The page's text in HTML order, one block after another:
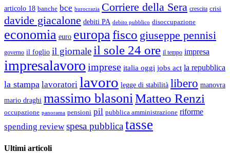
articolo 18 banche bce burocrazia Corriere della Sera crescita crisi
davide giacalone debiti PA debito pubblico disoccupazione
economia euro europa fisco giuseppe pennisi
governo il foglio il giornale il sole 24 ore il tempo impresa
impresalavoro imprese italia oggi jobs act la repubblica
la stampa lavoratori lavoro legge di stabilità libero manovra
mario draghi massimo blasoni Matteo Renzi
occupazione panorama pensioni pil pubblica amministrazione riforme
spending review spesa pubblicatasse
Ultimi articoli